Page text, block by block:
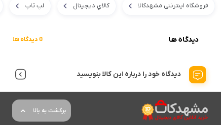
فروشگاه اینترنتی مشهدکالا کالاي ديجيتال لپ تاپ
دیدگاه ها 0 دیدگاه ها
دیدگاه خود را درباره این کالا بنویسید
برگشت به بالا